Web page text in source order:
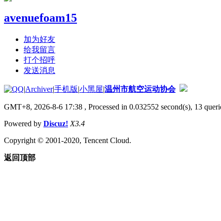
avenuefoam15
加为好友
给我留言
打个招呼
发送消息
|Archiver|手机版|小黑屋|温州市航空运动协会
GMT+8, 2026-8-6 17:38 , Processed in 0.032552 second(s), 13
Powered by Discuz! X3.4
Copyright © 2001-2020, Tencent Cloud.
返回顶部